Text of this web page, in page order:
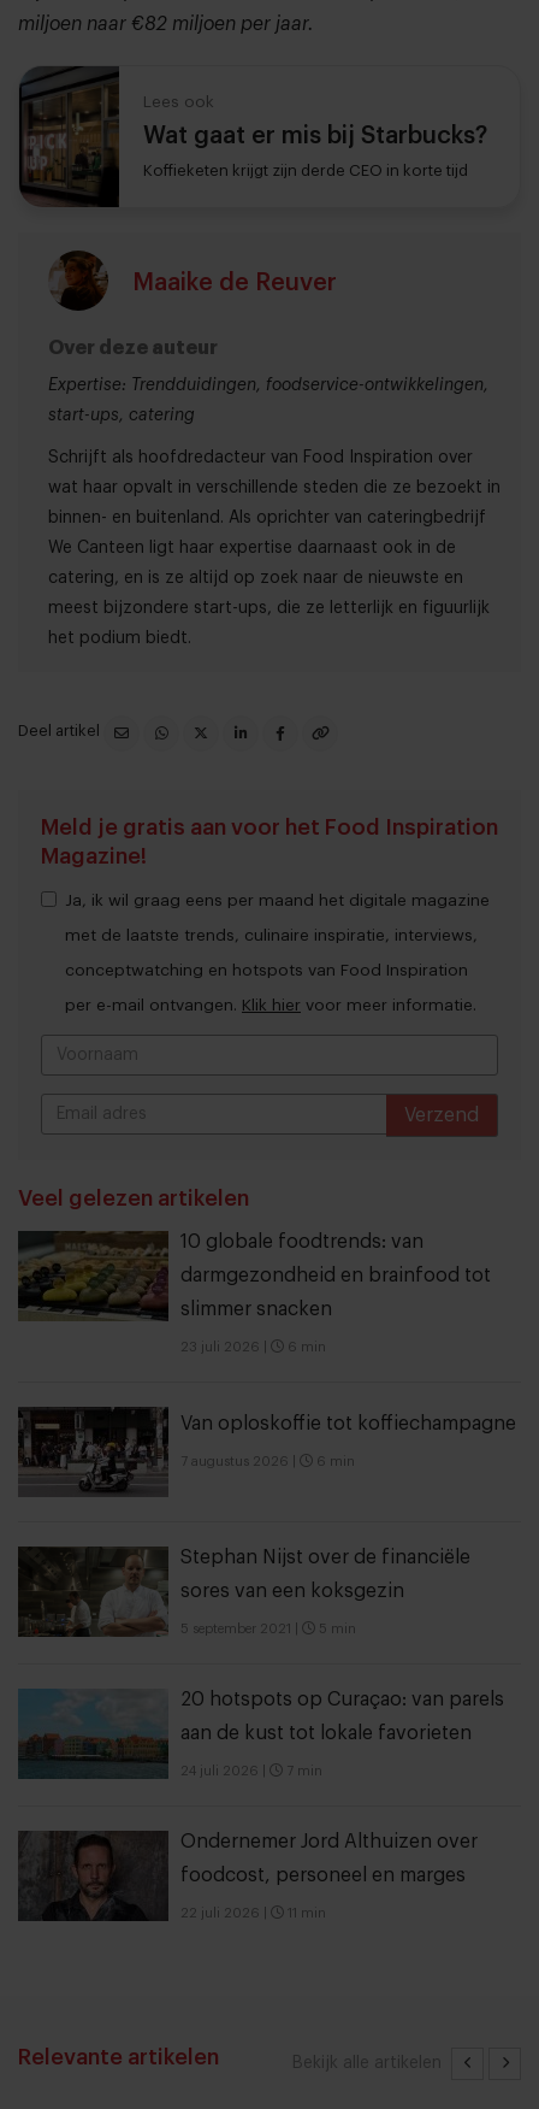
miljoen naar €82 miljoen per jaar.
Lees ook
Wat gaat er mis bij Starbucks?
Koffieketen krijgt zijn derde CEO in korte tijd
Maaike de Reuver
Over deze auteur
Expertise: Trendduidingen, foodservice-ontwikkelingen,
start-ups, catering
Schrijft als hoofdredacteur van Food Inspiration over
wat haar opvalt in verschillende steden die ze bezoekt in
binnen- en buitenland. Als oprichter van cateringbedrijf
We Canteen ligt haar expertise daarnaast ook in de
catering, en is ze altijd op zoek naar de nieuwste en
meest bijzondere start-ups, die ze letterlijk en figuurlijk
het podium biedt.
Deel artikel
Meld je gratis aan voor het Food Inspiration
Magazine!
Ja, ik wil graag eens per maand het digitale magazine
met de laatste trends, culinaire inspiratie, interviews,
conceptwatching en hotspots van Food Inspiration
per e-mail ontvangen. Klik hier voor meer informatie.
Verzend
Veel gelezen artikelen
10 globale foodtrends: van
darmgezondheid en brainfood tot
slimmer snacken
23 juli 2026 6 min
Van oploskoffie tot koffiechampagne
7 augustus 2026 6 min
Stephan Nijst over de financiële
sores van een koksgezin
5 september 2021 5 min
20 hotspots op Curaçao: van parels
aan de kust tot lokale favorieten
24 juli 2026 7 min
Ondernemer Jord Althuizen over
foodcost, personeel en marges
22 juli 2026 11 min
Bekijk alle artikelen
Relevante artikelen